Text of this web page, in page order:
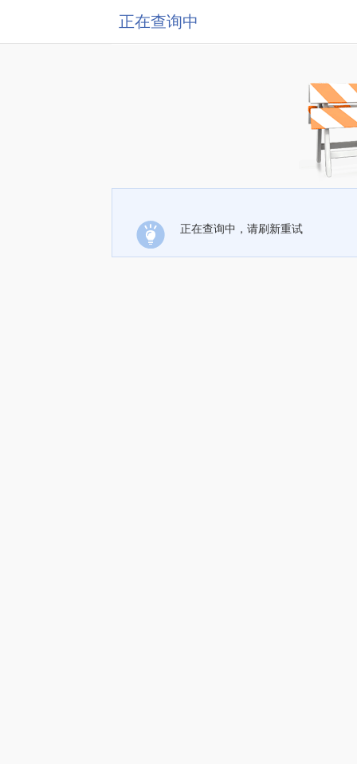
正在查询中
正在查询中，请刷新重试